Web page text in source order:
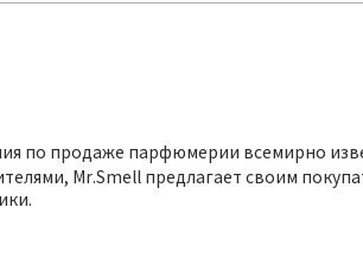
по продаже парфюмерии всемирно
Mr.Smell предлагает своим